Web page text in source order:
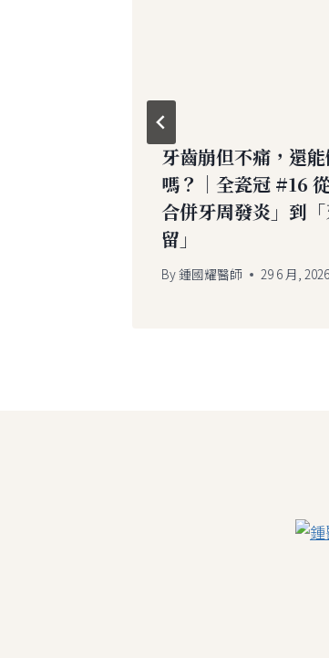
牙齒崩但不痛，還
嗎？｜全瓷冠 #16
合併牙周發炎」到
留」
By鍾國耀醫師 29 6 月, 2026